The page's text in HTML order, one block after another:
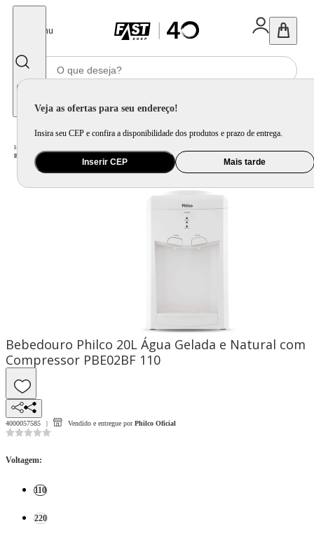
Menu
Veja as ofertas para seu endereço!
Insira seu CEP e confira a disponibilidade dos produtos e prazo de entrega.
Inserir CEP Mais tarde
Home
Bebedouro Philco 20L Água Gelada e Natural com Compressor PBE02BF
Bebedouro Philco 20L Água Gelada e Natural com
Compressor PBE02BF 110
4000057585 Vendido e entregue por Philco Oficial
Voltagem:
110
220